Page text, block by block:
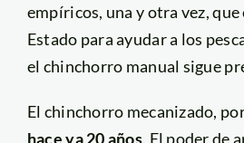
empíricos, una y otra vez,
Estado para ayudar a los
el chinchorro manual sigue
El chinchorro mecanizado,
hace ya 20 años. El poder de